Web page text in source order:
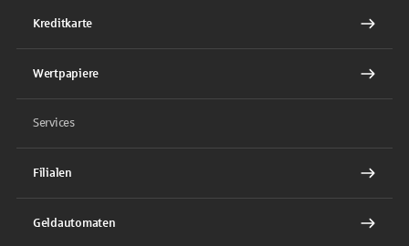
Kreditkarte
Wertpapiere
Services
Filialen
Geldautomaten